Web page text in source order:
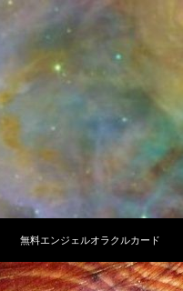
無料エンジェルオラクルカード